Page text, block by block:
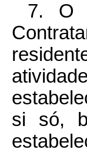
7. O
si só,